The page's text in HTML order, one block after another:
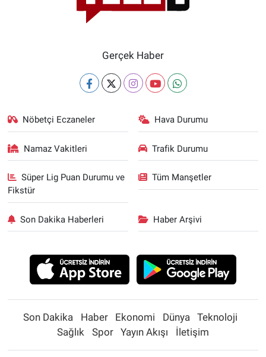
Gerçek Haber
Nöbetçi Eczaneler Hava Durumu
Namaz Vakitleri Trafik Durumu
Süper Lig Puan Durumu ve
Fikstür
Tüm Manşetler
Son Dakika Haberleri Haber Arşivi
Son Dakika Haber Ekonomi Dünya
Teknoloji
Sağlık
Spor Yayın Akışı İletişim